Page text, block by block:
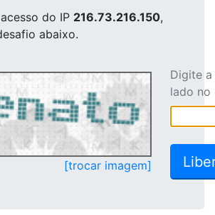
do IP 216.73.216.150,
abaixo.
[trocar imagem]
Digite
lado no